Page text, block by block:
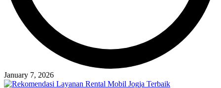
January 7, 2026